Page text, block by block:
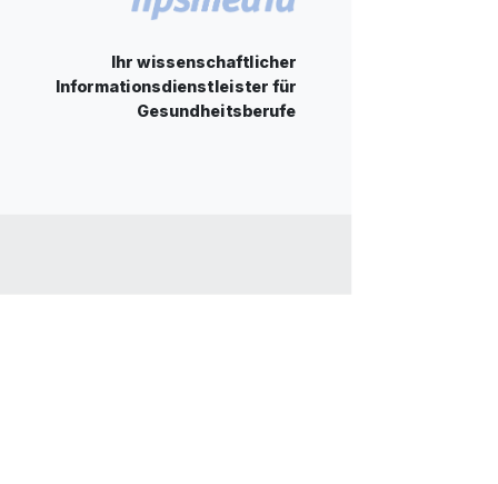
Ihr wissenschaftlicher
Informationsdienstleister für
Gesundheitsberufe